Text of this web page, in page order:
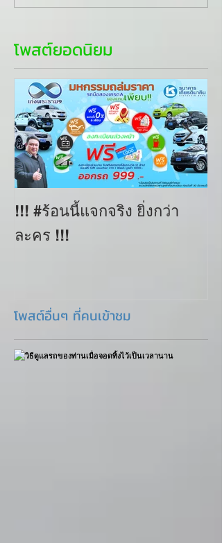
โพสต์ยอดนิยม
!!! #ร้อนนี้แจกจริง ยิ่งกว่า
ละคร !!!
โพสต์อื่นๆ ที่คนเข้าชม